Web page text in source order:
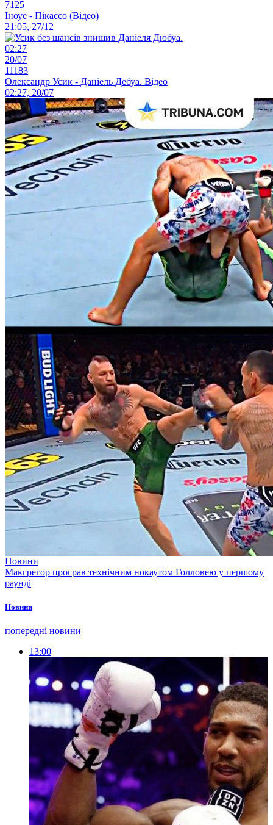
7125
Іноуе - Пікассо (Відео)
21:05, 27/12
02:27
20/07
11183
Олександр Усик - Даніель Дебуа. Відео
02:27, 20/07
Новини
Макгрегор програв технічним нокаутом Голловею у першому
раунді
Новини
попередні новини
13:00